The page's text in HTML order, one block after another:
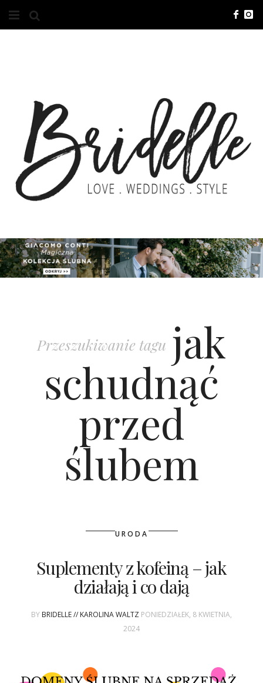
O NAS
KONTAKT
REKLAMA
ADVERTISING
ZGŁOSZENIA
KSIĄŻKI BRIDELLE
{HOT SEXY BEST}
MAGAZYNY
Przeszukiwanie tagu jak
schudnąć
przed
ślubem
URODA
Suplementy z kofeiną – jak
działają i co dają
BY BRIDELLE // KAROLINA WALTZ PONIEDZIAŁEK, 8 KWIETNIA,
2024